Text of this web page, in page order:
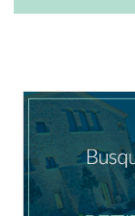
Ubicació/nom de